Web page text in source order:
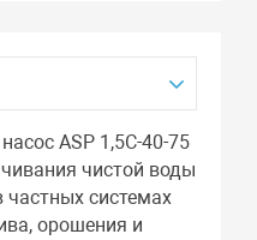
ASP 1,5С-40-75
чистой воды
частных системах
орошения и